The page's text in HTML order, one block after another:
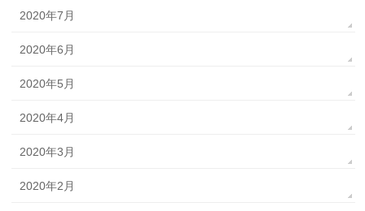
2020年7月
2020年6月
2020年5月
2020年4月
2020年3月
2020年2月